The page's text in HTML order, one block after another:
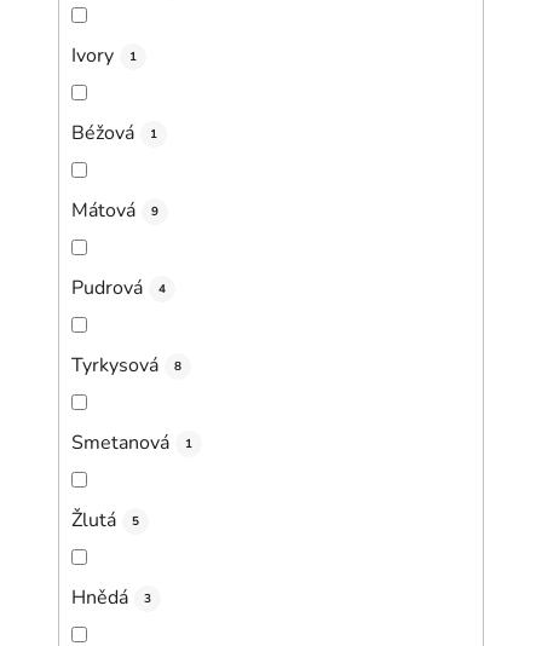
Ivory 1
Béžová 1
Mátová 9
Pudrová 4
Tyrkysová 8
Smetanová 1
Žlutá 5
Hnědá 3